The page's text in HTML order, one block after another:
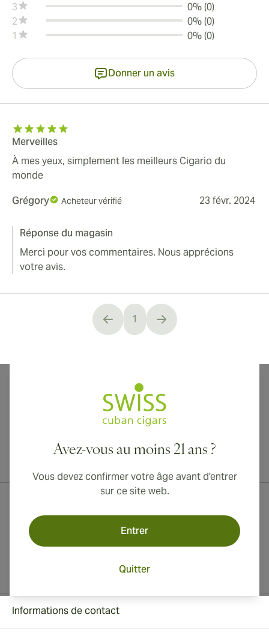
3
0% (0)
2
0% (0)
1
0% (0)
Donner un avis
Merveilles
À mes yeux, simplement les meilleurs Cigario du
monde
Grégory
Acheteur vérifié 23 févr. 2024
Réponse du magasin
Merci pour vos commentaires. Nous apprécions
votre avis.
You're currently reading page
1
Avez-vous au moins 21 ans ?
Vous devez confirmer votre âge avant d'entrer
sur ce site web.
Entrer
Quitter
Livraison internationale disponible vers le Canada, le Royaume-Uni
Informations de contact